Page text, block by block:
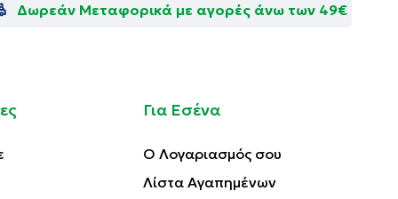
Δωρεάν Μεταφορικά με αγορές άνω των 49€
Για Εσένα
Ο Λογαριασμός σου
Λίστα Αγαπημένων